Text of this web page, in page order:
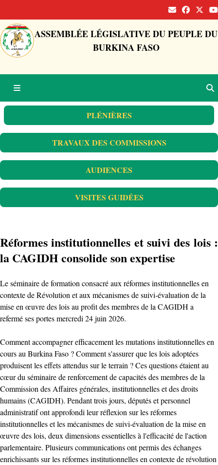
ASSEMBLÉE LÉGISLATIVE DU PEUPLE DU
BURKINA FASO
PLÉNIÈRES
TRAVAUX DES COMMISSIONS
AUDIENCES
VISITES GUIDÉES
Réformes institutionnelles et suivi des lois :
la CAGIDH consolide son expertise
Le séminaire de formation consacré aux réformes institutionnelles en
contexte de Révolution et aux mécanismes de suivi-évaluation de la
mise en œuvre des lois au profit des membres de la CAGIDH a
refermé ses portes mercredi 24 juin 2026.
Comment accompagner efficacement les mutations institutionnelles en
cours au Burkina Faso ? Comment s'assurer que les lois adoptées
produisent les effets attendus sur le terrain ? Ces questions étaient au
cœur du séminaire de renforcement de capacités des membres de la
Commission des Affaires générales, institutionnelles et des droits
humains (CAGIDH). Pendant trois jours, députés et personnel
administratif ont approfondi leur réflexion sur les réformes
institutionnelles et les mécanismes de suivi-évaluation de la mise en
œuvre des lois, deux dimensions essentielles à l'efficacité de l'action
parlementaire. Plusieurs communications ont permis des échanges
enrichissants sur les réformes institutionnelles en contexte de révolution